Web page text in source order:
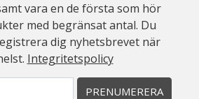
vara en de första som hör
med begränsat antal. Du
dig nyhetsbrevet när
Integritetspolicy
PRENUMERERA